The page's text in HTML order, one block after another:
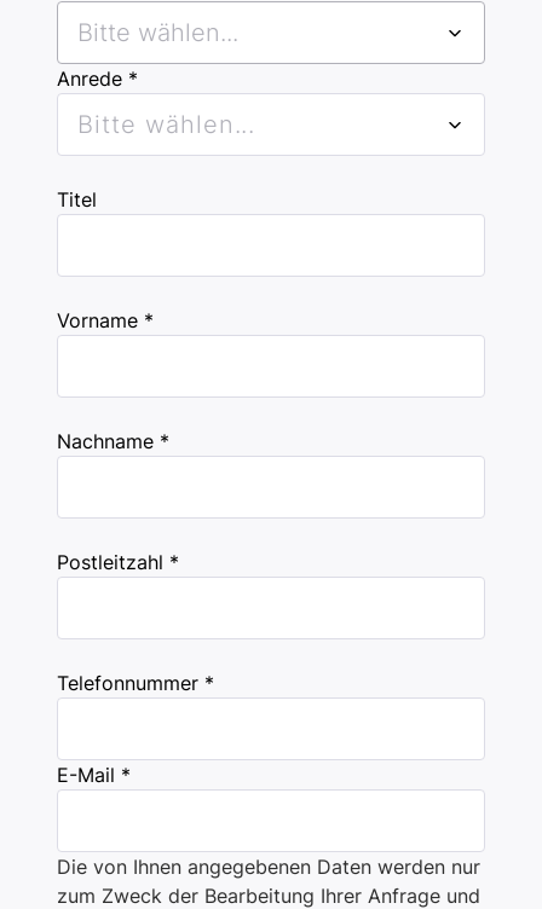
Bitte wählen...
Anrede *
Bitte wählen...
Titel
Vorname *
Nachname *
Postleitzahl *
Telefonnummer *
E-Mail *
Die von Ihnen angegebenen Daten werden nur
zum Zweck der Bearbeitung Ihrer Anfrage und